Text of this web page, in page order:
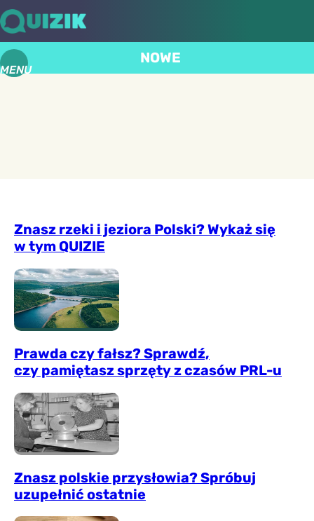
MENU
NOWE
Znasz rzeki i jeziora Polski? Wykaż się
w tym QUIZIE
Prawda czy fałsz? Sprawdź,
czy pamiętasz sprzęty z czasów PRL-u
Znasz polskie przysłowia? Spróbuj
uzupełnić ostatnie